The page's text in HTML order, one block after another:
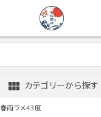
view_module カテゴリーから探す
春雨ラメ43度